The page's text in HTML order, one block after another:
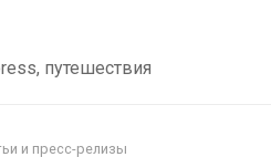
путешествия
и пресс-релизы